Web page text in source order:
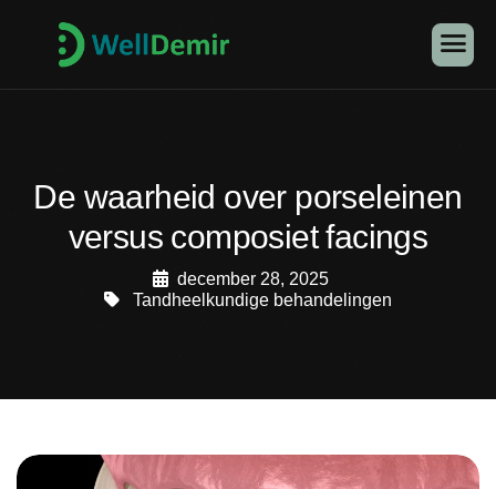
De waarheid over porseleinen
versus composiet facings
december 28, 2025
Tandheelkundige behandelingen